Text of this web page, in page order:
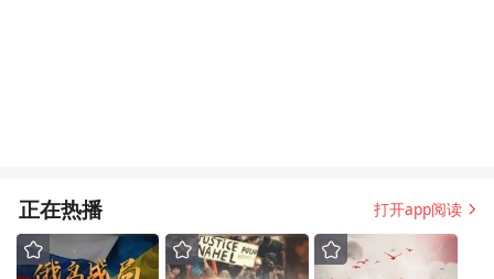
正在热播 打开app阅读